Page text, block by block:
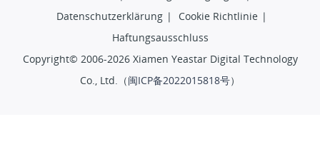
Datenschutzerklärung | Cookie Richtlinie |
Haftungsausschluss
Copyright© 2006-2026 Xiamen Yeastar Digital Technology
Co., Ltd.（闽ICP备2022015818号）